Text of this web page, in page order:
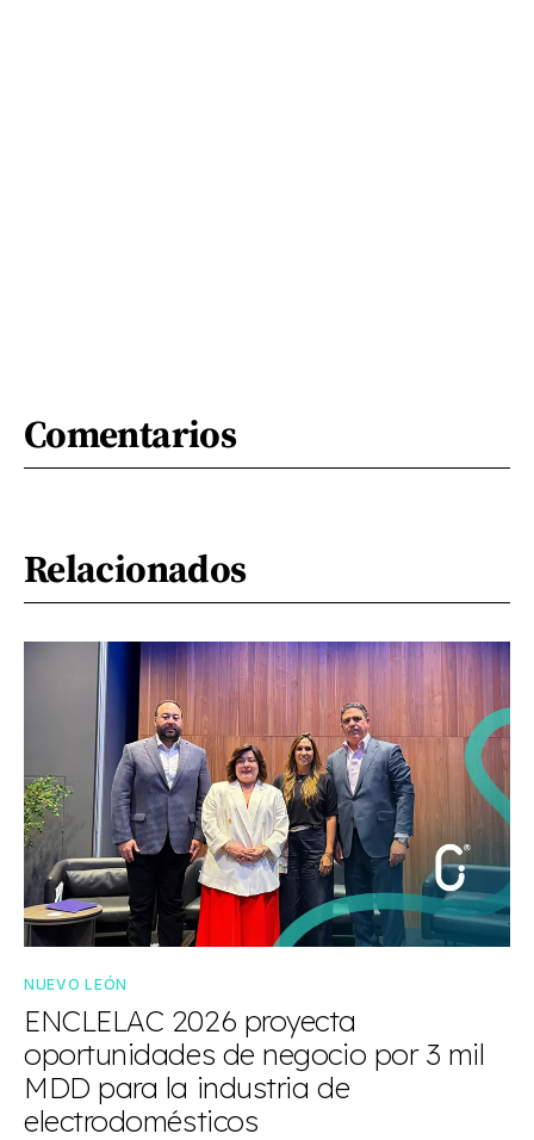
Comentarios
Relacionados
NUEVO LEÓN
ENCLELAC 2026 proyecta
oportunidades de negocio por 3 mil
MDD para la industria de
electrodomésticos